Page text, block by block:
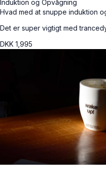
Induktion og Opvågning
Hvad med at snuppe induktion
Det er super vigtigt med
DKK 1,995